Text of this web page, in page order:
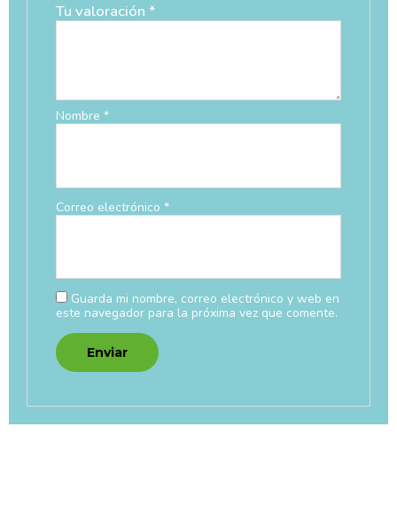
Tu valoración *
Nombre *
Correo electrónico *
Guarda mi nombre, correo electrónico y web en
este navegador para la próxima vez que comente.